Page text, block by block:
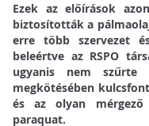
Ezek az előírások
biztosították a
erre több szervezet
beleértve az RSPO
ugyanis nem
megkötésében
és az olyan
paraquat.